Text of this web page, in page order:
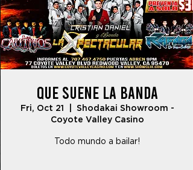
Que Suene La Banda
Fri, Oct 21
Shodakai Showroom -
Coyote Valley Casino
Todo mundo a bailar!